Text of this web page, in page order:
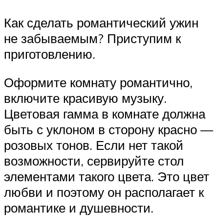
Как сделать романтический ужин
не забываемым? Приступим к
приготовлению.
Оформите комнату романтично,
включите красивую музыку.
Цветовая гамма в комнате должна
быть с уклоном в сторону красно —
розовых тонов. Если нет такой
возможности, сервируйте стол
элементами такого цвета. Это цвет
любви и поэтому он располагает к
романтике и душевности.